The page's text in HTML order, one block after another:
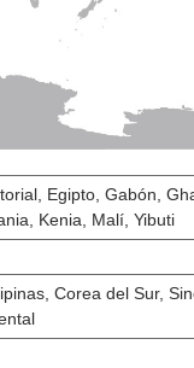
Egipto, Gabón,
Kenia, Malí, Yibuti
Corea del Sur,